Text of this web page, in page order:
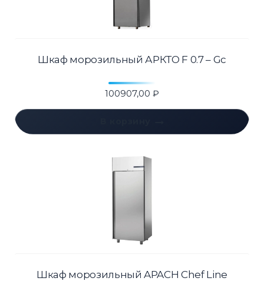
Шкаф морозильный АРКТО F 0.7 – Gc
100907,00 ₽
Шкаф морозильный APACH Chef Line